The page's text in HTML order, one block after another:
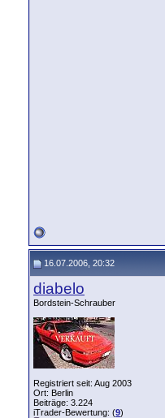
16.07.2006, 20:32
diabelo
Bordstein-Schrauber
Registriert seit: Aug 2003
Ort: Berlin
Beiträge: 3.224
iTrader-Bewertung: (9)